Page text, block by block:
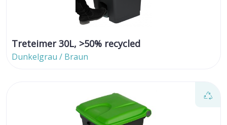
Treteimer 30L, >50% recycled
Dunkelgrau / Braun